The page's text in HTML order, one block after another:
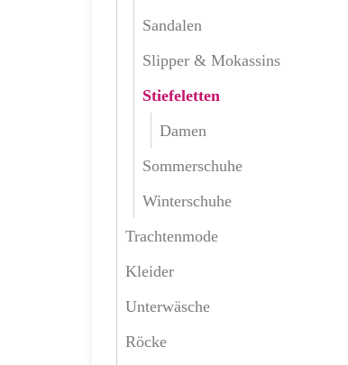
Sandalen
Slipper & Mokassins
Stiefeletten
Damen
Sommerschuhe
Winterschuhe
Trachtenmode
Kleider
Unterwäsche
Röcke